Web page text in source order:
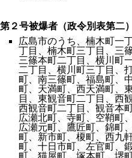
第２号被爆者（政令別表第二）
広島市のうち、楠木町一
丁目、楠木町三丁目、三
三篠本町二丁目、横川町
二丁目、横川町三丁目、
町、南三篠町、福島町、
町、天満町、西天満町、
目、東観音町二丁目、西
西観音町二丁目、観音本
広瀬北町、寺町、空鞘町
広瀬元町、鷹匠町、錦町
町、新市町、榎町、西九
町、十日市町、左官町、
町、猫屋町、塚本町、堺